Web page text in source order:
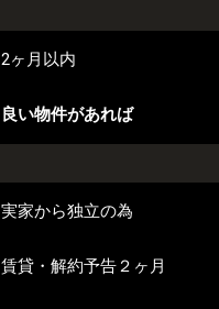
2ヶ月以内
良い物件があれば
実家から独立の為
賃貸・解約予告２ヶ月